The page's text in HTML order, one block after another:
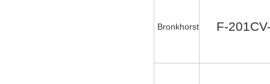
Bronkhorst F-